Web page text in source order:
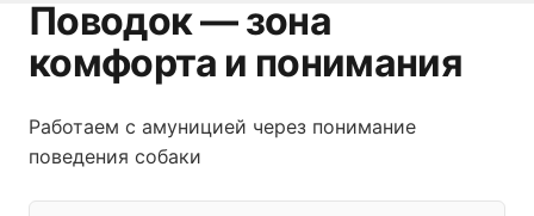
Поводок — зона
комфорта и понимания
Работаем с амуницией через понимание
поведения собаки